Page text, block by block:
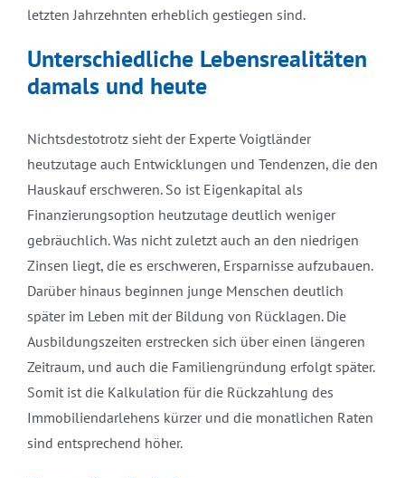
letzten Jahrzehnten erheblich gestiegen sind.
Unterschiedliche Lebensrealitäten
damals und heute
Nichtsdestotrotz sieht der Experte Voigtländer
heutzutage auch Entwicklungen und Tendenzen, die den
Hauskauf erschweren. So ist Eigenkapital als
Finanzierungsoption heutzutage deutlich weniger
gebräuchlich. Was nicht zuletzt auch an den niedrigen
Zinsen liegt, die es erschweren, Ersparnisse aufzubauen.
Darüber hinaus beginnen junge Menschen deutlich
später im Leben mit der Bildung von Rücklagen. Die
Ausbildungszeiten erstrecken sich über einen längeren
Zeitraum, und auch die Familiengründung erfolgt später.
Somit ist die Kalkulation für die Rückzahlung des
Immobiliendarlehens kürzer und die monatlichen Raten
sind entsprechend höher.